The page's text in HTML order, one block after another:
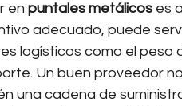
en puntales metálicos es
adecuado, puede
logísticos como el peso
Un buen proveedor
una cadena de